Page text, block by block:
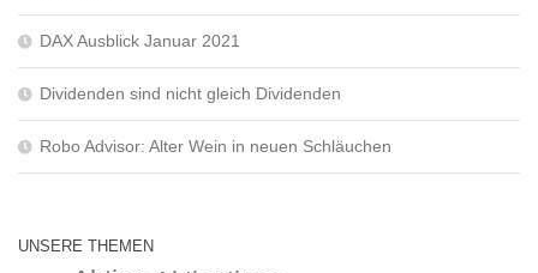
DAX Ausblick Januar 2021
Dividenden sind nicht gleich Dividenden
Robo Advisor: Alter Wein in neuen Schläuchen
UNSERE THEMEN